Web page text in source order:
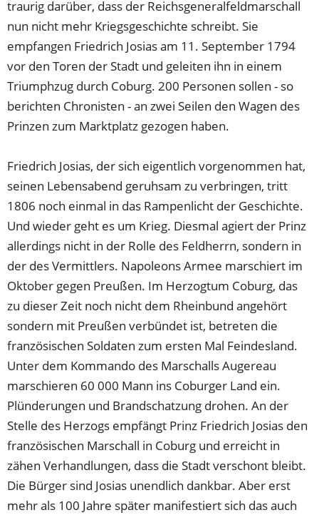
traurig darüber, dass der Reichsgeneralfeldmarschall
nun nicht mehr Kriegsgeschichte schreibt. Sie
empfangen Friedrich Josias am 11. September 1794
vor den Toren der Stadt und geleiten ihn in einem
Triumphzug durch Coburg. 200 Personen sollen - so
berichten Chronisten - an zwei Seilen den Wagen des
Prinzen zum Marktplatz gezogen haben.
Friedrich Josias, der sich eigentlich vorgenommen hat,
seinen Lebensabend geruhsam zu verbringen, tritt
1806 noch einmal in das Rampenlicht der Geschichte.
Und wieder geht es um Krieg. Diesmal agiert der Prinz
allerdings nicht in der Rolle des Feldherrn, sondern in
der des Vermittlers. Napoleons Armee marschiert im
Oktober gegen Preußen. Im Herzogtum Coburg, das
zu dieser Zeit noch nicht dem Rheinbund angehört
sondern mit Preußen verbündet ist, betreten die
französischen Soldaten zum ersten Mal Feindesland.
Unter dem Kommando des Marschalls Augereau
marschieren 60 000 Mann ins Coburger Land ein.
Plünderungen und Brandschatzung drohen. An der
Stelle des Herzogs empfängt Prinz Friedrich Josias den
französischen Marschall in Coburg und erreicht in
zähen Verhandlungen, dass die Stadt verschont bleibt.
Die Bürger sind Josias unendlich dankbar. Aber erst
mehr als 100 Jahre später manifestiert sich das auch